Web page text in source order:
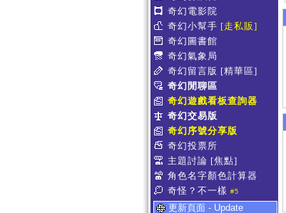
奇幻電影院
奇幻小幫手 [走私販]
奇幻圖書館
奇幻氣象局
奇幻留言版 [精華區]
奇幻閒聊區
奇幻遊戲看板查詢器
奇幻交易版
奇幻序號分享版
奇幻投票所
主題討論 [焦點]
角色名字顏色計算器
奇怪？不一樣 #5
更新頁面 - Update